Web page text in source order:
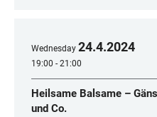
Wednesday 24.4.2024
19:00 - 21:00
Heilsame Balsame –
und Co.